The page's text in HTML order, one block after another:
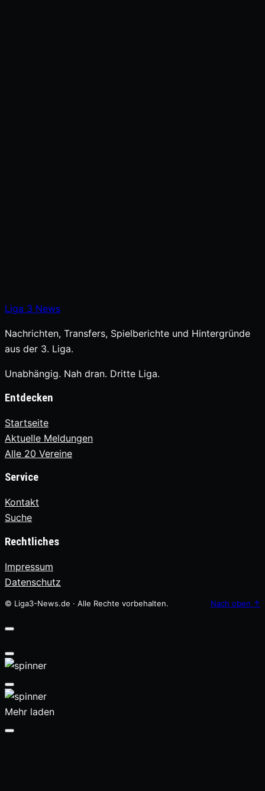
Liga 3 News
Nachrichten, Transfers, Spielberichte und Hintergründe
aus der 3. Liga.
Unabhängig. Nah dran. Dritte Liga.
Entdecken
Startseite
Aktuelle Meldungen
Alle 20 Vereine
Service
Kontakt
Suche
Rechtliches
Impressum
Datenschutz
© Liga3-News.de · Alle Rechte vorbehalten. Nach oben ↑
Mehr laden